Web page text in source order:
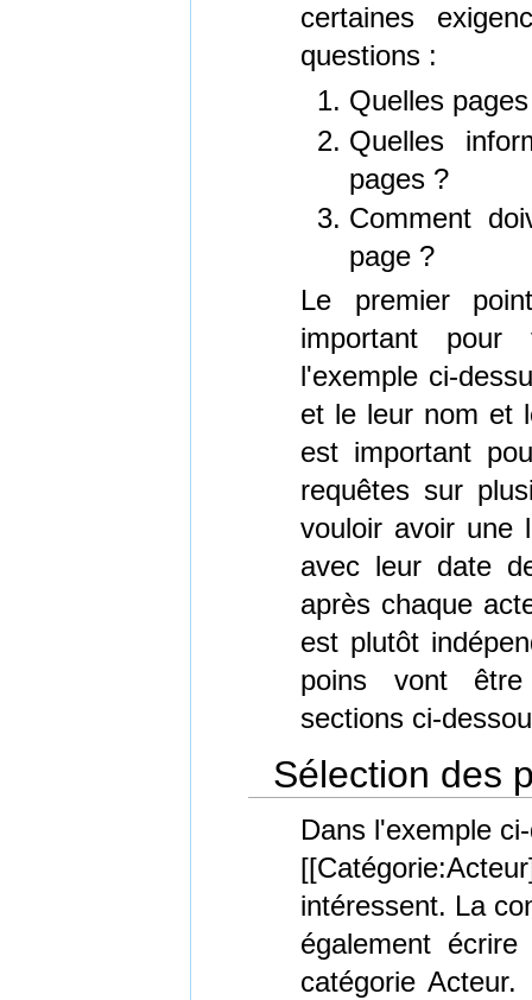
certaines
questions :
Quelles
Quelles
pages ?
Comment
page ?
Le premier
important pour
l'exemple ci-
et le leur nom et
est important
requêtes sur
vouloir avoir une
avec leur date
après chaque
est plutôt
poins vont être
sections ci-
Sélection des
Dans l'exemple
intéressent. La
également
catégorie